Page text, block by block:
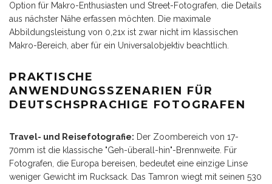
Option für Makro-Enthusiasten und Street-Fotografen, die Details
aus nächster Nähe erfassen möchten. Die maximale
Abbildungsleistung von 0,21x ist zwar nicht im klassischen
Makro-Bereich, aber für ein Universalobjektiv beachtlich.
PRAKTISCHE
ANWENDUNGSSZENARIEN FÜR
DEUTSCHSPRACHIGE FOTOGRAFEN
Travel- und Reisefotografie: Der Zoombereich von 17-
70mm ist die klassische "Geh-überall-hin"-Brennweite. Für
Fotografen, die Europa bereisen, bedeutet eine einzige Linse
weniger Gewicht im Rucksack. Das Tamron wiegt mit seinen 530